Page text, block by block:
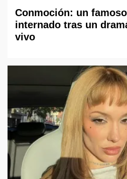
Conmoción: un
internado tras un
vivo